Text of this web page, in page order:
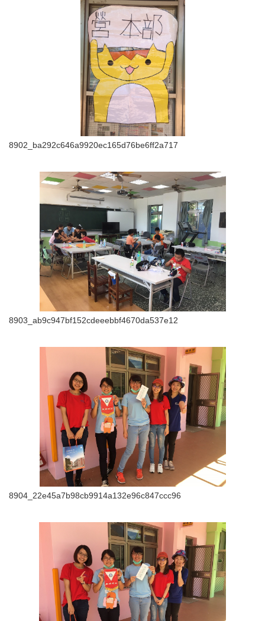
8902_ba292c646a9920ec165d76be6ff2a717
8903_ab9c947bf152cdeeebbf4670da537e12
8904_22e45a7b98cb9914a132e96c847ccc96